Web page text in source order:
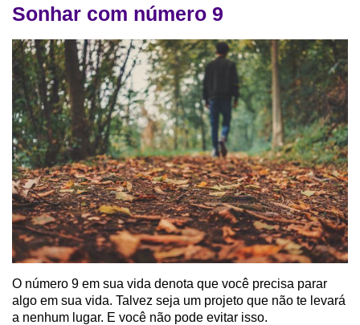
Sonhar com número 9
O número 9 em sua vida denota que você precisa parar
algo em sua vida. Talvez seja um projeto que não te levará
a nenhum lugar. E você não pode evitar isso.